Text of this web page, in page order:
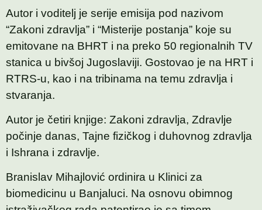
Autor i voditelj je serije emisija pod nazivom
“Zakoni zdravlja” i “Misterije postanja” koje su
emitovane na BHRT i na preko 50 regionalnih TV
stanica u bivšoj Jugoslaviji. Gostovao je na HRT i
RTRS-u, kao i na tribinama na temu zdravlja i
stvaranja.
Autor je četiri knjige: Zakoni zdravlja, Zdravlje
počinje danas, Tajne fizičkog i duhovnog zdravlja
i Ishrana i zdravlje.
Branislav Mihajlović ordinira u Klinici za
biomedicinu u Banjaluci. Na osnovu obimnog